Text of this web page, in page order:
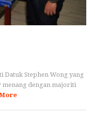
Datuk Stephen Wong yang
menang dengan majoriti